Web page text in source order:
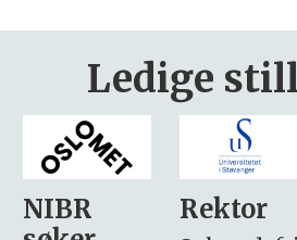
Ledige
Rektor